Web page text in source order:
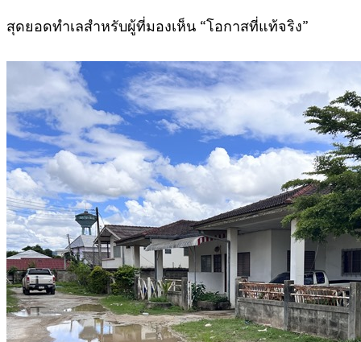
สุดยอดทำเลสำหรับผู้ที่มองเห็น “โอกาสที่แท้จริง”